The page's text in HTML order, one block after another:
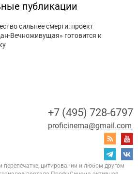
публикации
сильнее смерти: проект
Вечноживущая» готовится к
+7 (495) 728-6797
proficinema@gmail.com
перепечатке, цитировании и любом другом